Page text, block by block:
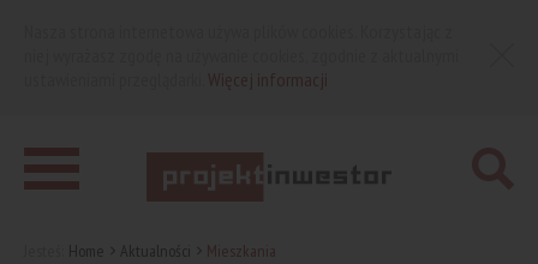
Home Aktualności Mieszkania